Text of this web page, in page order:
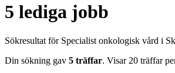
5 lediga jobb
Sökresultat för Specialist onkologisk vård i
Din sökning gav 5 träffar. Visar 20 träffar